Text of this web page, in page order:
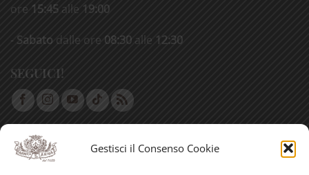
Gestisci il Consenso Cookie
ore 15:45 alle 19:00
- Sabato dalle ore 08:30 alle 12:30
SEGUICI!